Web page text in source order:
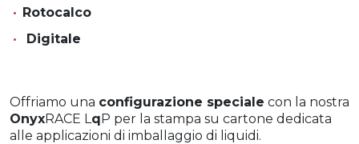
Rotocalco
Digitale
Offriamo una configurazione speciale con la nostra
OnyxRACE L qP per la stampa su cartone dedicata
alle applicazioni di imballaggio di liquidi.